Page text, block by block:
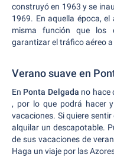
construyó en 1963 y se
1969. En aquella época,
misma función que los
garantizar el tráfico aéreo a
Verano suave en
En Ponta Delgada no hace
, por lo que podrá hacer
vacaciones. Si quiere
alquilar un descapotable.
de sus vacaciones de
Haga un viaje por las